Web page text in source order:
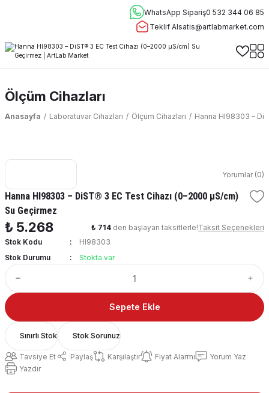
WhatsApp Sipariş0 532 344 06 85
Teklif Alsatis@artlabmarket.com
Ölçüm Cihazları
Anasayfa Laboratuvar Cihazları Ölçüm Cihazları Hanna HI98303 –
Yorumlar (0)
Hanna HI98303 – DiST® 3 EC Test Cihazı (0–2000 µS/cm)
Su Geçirmez
₺ 5.268 ₺ 714 den başlayan taksitlerle!Taksit Seçenekleri
Stok Kodu
HI98303
Stok Durumu
Stokta var
Sepete Ekle
Sınırlı Stok Stok Sorunuz
Tavsiye Et Paylaş Karşılaştır Fiyat Alarmı
Yorum Yaz
Yazdır